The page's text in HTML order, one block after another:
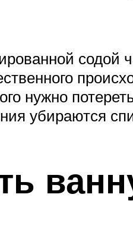
содой
нужно
убираются